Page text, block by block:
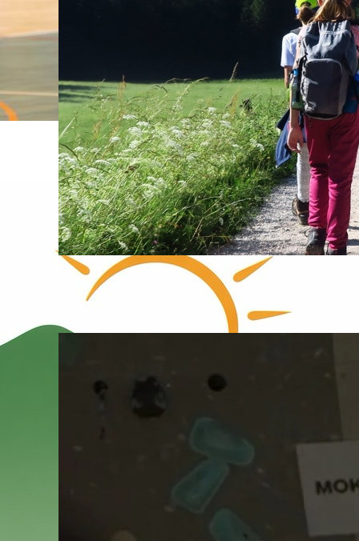
Studio ob 17.00 z Jezerskega:
Odgovorno v gore
05. August, 2026